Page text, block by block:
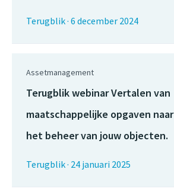
Terugblik· 6 december 2024
Assetmanagement
Terugblik webinar Vertalen van
maatschappelijke opgaven naar
het beheer van jouw objecten.
Terugblik· 24 januari 2025